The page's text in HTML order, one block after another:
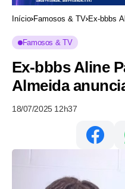
Início Famosos & TV Ex-bbbs
Famosos & TV
Ex-bbbs Aline
Almeida
18/07/2025 12h37